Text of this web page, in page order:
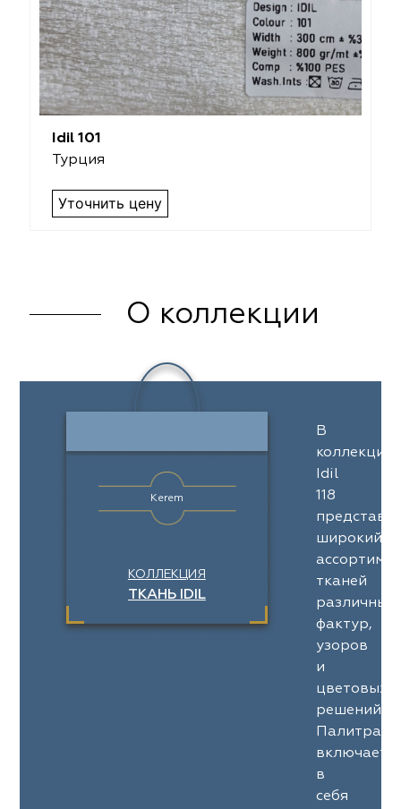
Idil 101
Турция
Уточнить цену
О коллекции
Kerem
КОЛЛЕКЦИЯ
ТКАНЬ IDIL
В
коллекции
Idil
118
широкий
тканей
различных
фактур,
узоров
и
цветовых
решений.
Палитра
включает
в
себя